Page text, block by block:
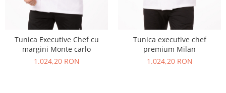
Tunica Executive Chef cu
margini Monte carlo
1.024,20 RON
Tunica executive chef
premium Milan
1.024,20 RON